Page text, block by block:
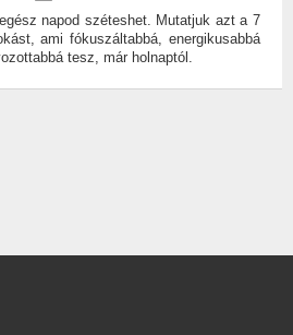
napod széteshet. Mutatjuk azt a 7
ami fókuszáltabbá, energikusabbá
tesz, már holnaptól.